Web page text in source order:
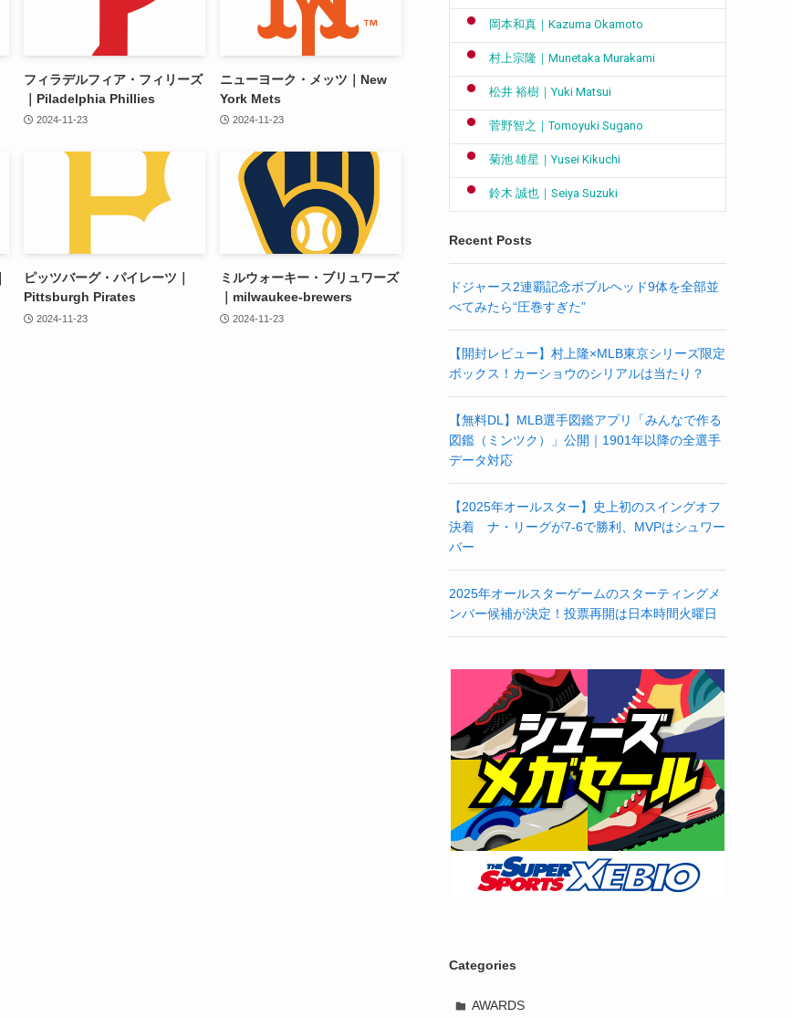
フィラデルフィア・フィリーズ
｜Piladelphia Phillies
2024-11-23
ニューヨーク・メッツ｜New
York Mets
2024-11-23
ピッツバーグ・パイレーツ｜
Pittsburgh Pirates
2024-11-23
ミルウォーキー・ブリュワーズ
｜milwaukee-brewers
2024-11-23
岡本和真｜Kazuma Okamoto
村上宗隆｜Munetaka Murakami
松井 裕樹｜Yuki Matsui
菅野智之｜Tomoyuki Sugano
菊池 雄星｜Yusei Kikuchi
鈴木 誠也｜Seiya Suzuki
Recent Posts
ドジャース2連覇記念ボブルヘッド9体を全部並
べてみたら“圧巻すぎた”
【開封レビュー】村上隆×MLB東京シリーズ限定
ボックス！カーショウのシリアルは当たり？
【無料DL】MLB選手図鑑アプリ「みんなで作る
図鑑（ミンツク）」公開｜1901年以降の全選手
データ対応
【2025年オールスター】史上初のスイングオフ
決着 ナ・リーグが7-6で勝利、MVPはシュワー
バー
2025年オールスターゲームのスターティングメ
ンバー候補が決定！投票再開は日本時間火曜日
Categories
AWARDS